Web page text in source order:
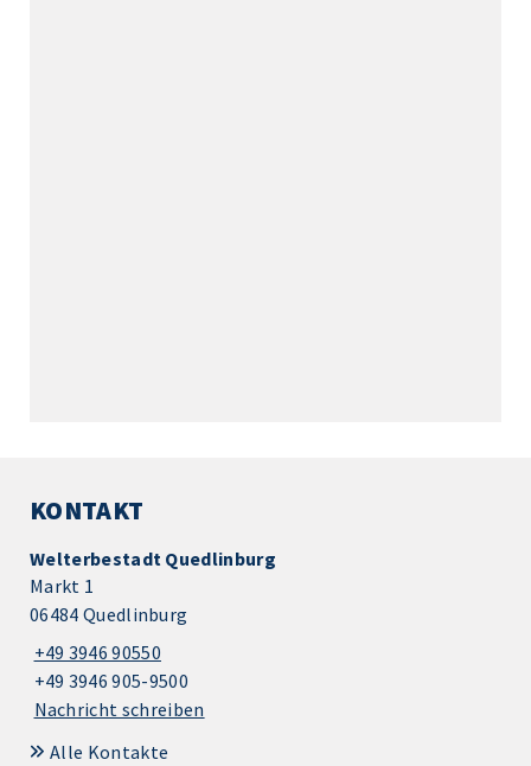
KONTAKT
Welterbestadt Quedlinburg
Markt 1
06484 Quedlinburg
+49 3946 90550
+49 3946 905-9500
Nachricht schreiben
Alle Kontakte